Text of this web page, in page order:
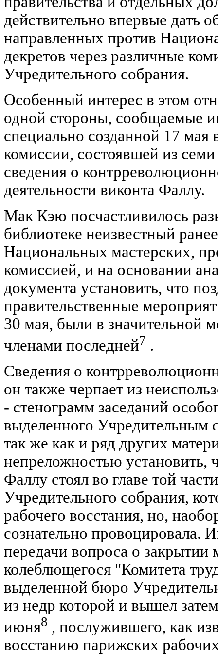
действительно впервые дать
направленных против
декретов через различные
Учредительного собрания.
Особенный интерес в этом
одной стороны, сообщаемые
специально созданной 17 мая
комиссии, состоявшей из
сведения о
деятельности виконта Фаллу.
Мак Кэю посчастливилось
библиотеке неизвестный
Национальных мастерских,
комиссией, и на основании
документа установить, что
правительственные
30 мая, были в значительной
членами последней7 .
Сведения о
он также черпает из
- стенограмм заседаний
выделенного Учредительным
так же как и ряд других
непреложностью установить,
Фаллу стоял во главе той
Учредительного собрания,
рабочего восстания, но,
сознательно провоцировала.
передачи вопроса о закрытии
колеблющегося "Комитета
выделенной бюро
из недр которой и вышел
июня8 , послужившего, как
восстанию парижских